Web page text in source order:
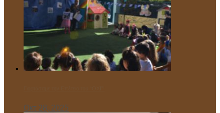
Οκτ 28, 2025